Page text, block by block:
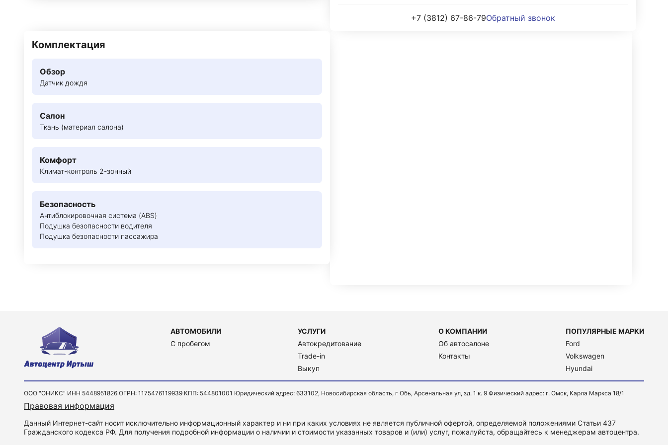
+7 (3812) 67-86-79Обратный звонок
Комплектация
Обзор
Датчик дождя
Салон
Ткань (материал салона)
Комфорт
Климат-контроль 2-зонный
Безопасность
Антиблокировочная система (ABS)
Подушка безопасности водителя
Подушка безопасности пассажира
АВТОМОБИЛИ
C пробегом
УСЛУГИ
Автокредитование
Trade-in
Выкуп
О КОМПАНИИ
Об автосалоне
Контакты
ПОПУЛЯРНЫЕ МАРКИ
Ford
Volkswagen
Hyundai
ООО "ОНИКС" ИНН 5448951826 ОГРН: 1175476119939 КПП: 544801001 Юридический адрес: 633102, Новосибирская область, г Обь, Арсенальная ул, зд. 1 к. 9 Физический адрес: г. Омск, Карла Маркса 18/1
Правовая информация
Данный Интернет-сайт носит исключительно информационный характер и ни при каких условиях не является публичной офертой, определяемой положениями Статьи 437
Гражданского кодекса РФ. Для получения подробной информации о наличии и стоимости указанных товаров и (или) услуг, пожалуйста, обращайтесь к менеджерам автоцентра.